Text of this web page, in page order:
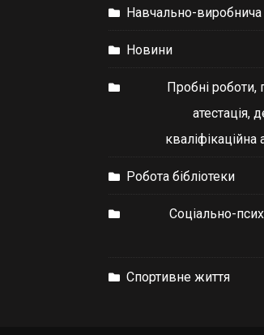
Навчально-виробнича
Новини
Пробні роботи,
атестація,
кваліфікаційна
Робота бібліотеки
Соціально-
Спортивне життя